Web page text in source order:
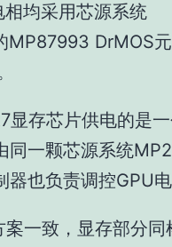
均采用芯源系统
MP87993 DrMOS
显存芯片供电的是
同一颗芯源系统
也负责调控GPU电
一致，显存部分同